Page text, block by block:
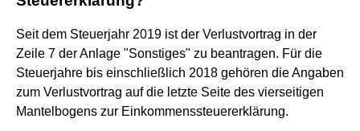
Seit dem Steuerjahr 2019 ist der Verlustvortrag in der
Zeile 7 der Anlage "Sonstiges" zu beantragen. Für die
Steuerjahre bis einschließlich 2018 gehören die Angaben
zum Verlustvortrag auf die letzte Seite des vierseitigen
Mantelbogens zur Einkommenssteuererklärung.